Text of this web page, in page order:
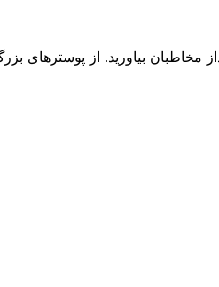
مخاطبان بیاورید. از پوسترهای